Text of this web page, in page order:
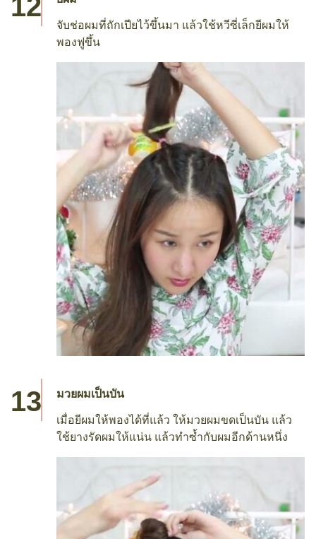
จับช่อผมที่ถักเปียไว้ขึ้นมา แล้วใช้หวีซี่เล็กยีผมให้
พองฟูขึ้น
มวยผมเป็นบัน
เมื่อยีผมให้พองได้ที่แล้ว ให้มวยผมขดเป็นบัน แล้ว
ใช้ยางรัดผมให้แน่น แล้วทำซ้ำกับผมอีกด้านหนึ่ง